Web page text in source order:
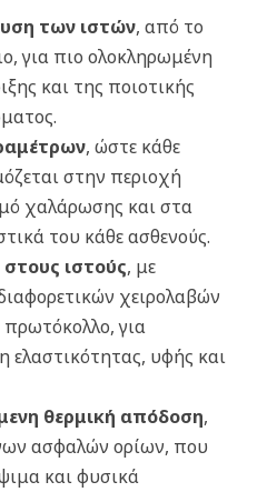
των ιστών, από το
για πιο ολοκληρωμένη
και της ποιοτικής
, ώστε κάθε
στην περιοχή
χαλάρωσης και στα
του κάθε ασθενούς.
ιστούς, με
χειρολαβών
πρωτόκολλο, για
ελαστικότητας, υφής και
θερμική απόδοση,
ασφαλών ορίων, που
και φυσικά